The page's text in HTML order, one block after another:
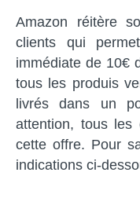
Amazon réitère
clients qui
immédiate de 10€
tous les produis
livrés dans un
attention, tous
cette offre. Pour
indications ci-